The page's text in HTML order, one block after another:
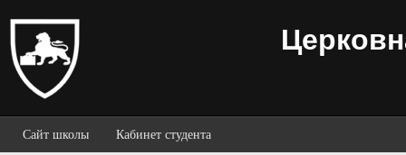
Сайт школы Кабинет студента